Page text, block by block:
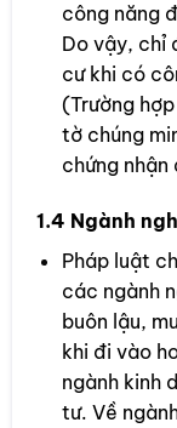
công năng
Do vậy, chỉ
cư khi có
(Trường
tờ chúng
chứng
1.4 Ngành
Pháp luật
các ngành
buôn lậu,
khi đi vào
ngành kinh
tư. Về